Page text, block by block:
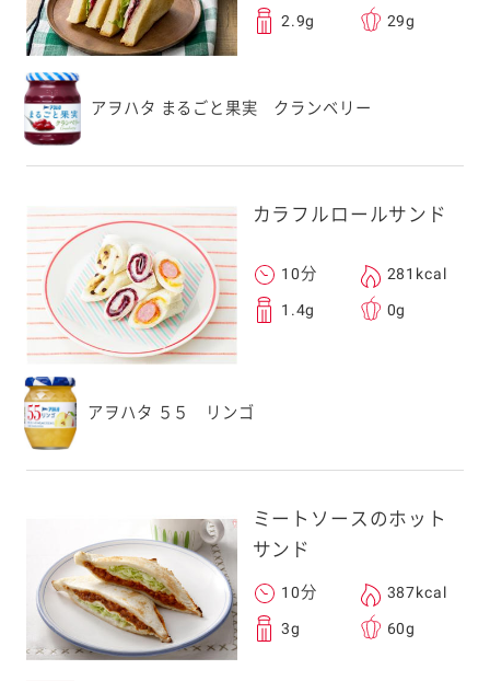
2.9g 29g
アヲハタ まるごと果実 クランベリー
カラフルロールサンド
10分 281kcal
1.4g 0g
アヲハタ ５５ リンゴ
ミートソースのホット
サンド
10分 387kcal
3g 60g